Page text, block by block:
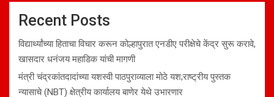
Recent Posts
विद्यार्थ्यांच्या हिताचा विचार करून कोल्हापुरात एनडीए परीक्षेचे केंद्र सुरू करावे,
खासदार धनंजय महाडिक यांची मागणी
मंत्री चंद्रकांतदादांच्या यशस्वी पाठपुराव्याला मोठे यश;राष्ट्रीय पुस्तक
न्यासाचे (NBT) क्षेत्रीय कार्यालय बाणेर येथे उभारणार